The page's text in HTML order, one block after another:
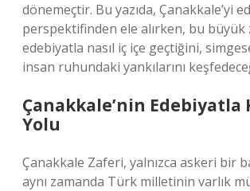
dönemeçtir. Bu yazıda, Çanakkale’yi
perspektifinden ele alırken, bu büyük
edebiyatla nasıl iç içe geçtiğini,
insan ruhundaki yankılarını
Çanakkale’nin Edebiyatla
Yolu
Çanakkale Zaferi, yalnızca askeri bir
aynı zamanda Türk milletinin varlık